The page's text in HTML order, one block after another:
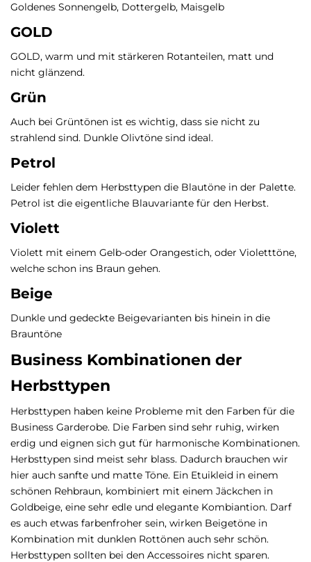
Goldenes Sonnengelb, Dottergelb, Maisgelb
GOLD
GOLD, warm und mit stärkeren Rotanteilen, matt und
nicht glänzend.
Grün
Auch bei Grüntönen ist es wichtig, dass sie nicht zu
strahlend sind. Dunkle Olivtöne sind ideal.
Petrol
Leider fehlen dem Herbsttypen die Blautöne in der Palette.
Petrol ist die eigentliche Blauvariante für den Herbst.
Violett
Violett mit einem Gelb-oder Orangestich, oder Violetttöne,
welche schon ins Braun gehen.
Beige
Dunkle und gedeckte Beigevarianten bis hinein in die
Brauntöne
Business Kombinationen der
Herbsttypen
Herbsttypen haben keine Probleme mit den Farben für die
Business Garderobe. Die Farben sind sehr ruhig, wirken
erdig und eignen sich gut für harmonische Kombinationen.
Herbsttypen sind meist sehr blass. Dadurch brauchen wir
hier auch sanfte und matte Töne. Ein Etuikleid in einem
schönen Rehbraun, kombiniert mit einem Jäckchen in
Goldbeige, eine sehr edle und elegante Kombiantion. Darf
es auch etwas farbenfroher sein, wirken Beigetöne in
Kombination mit dunklen Rottönen auch sehr schön.
Herbsttypen sollten bei den Accessoires nicht sparen.